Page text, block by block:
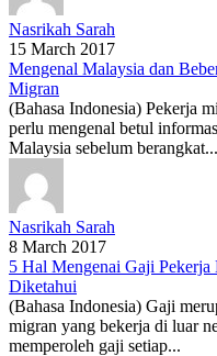
Nasrikah Sarah
15 March 2017
Mengenal Malaysia dan
Migran
(Bahasa Indonesia) Pekerja
perlu mengenal betul
Malaysia sebelum berangkat...
Nasrikah Sarah
8 March 2017
5 Hal Mengenai Gaji
Diketahui
(Bahasa Indonesia) Gaji
migran yang bekerja di luar
memperoleh gaji setiap...